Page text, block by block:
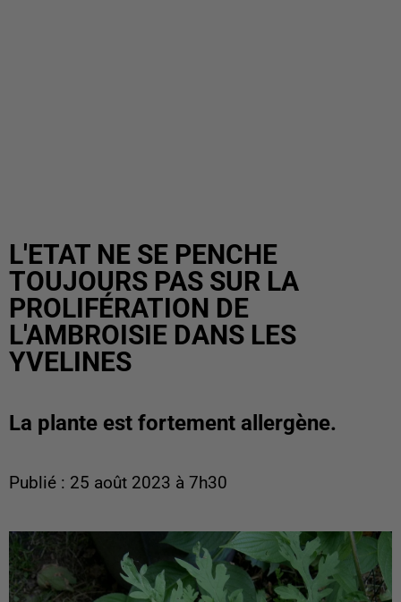
L'ETAT NE SE PENCHE
TOUJOURS PAS SUR LA
PROLIFÉRATION DE
L'AMBROISIE DANS LES
YVELINES
La plante est fortement allergène.
Publié : 25 août 2023 à 7h30